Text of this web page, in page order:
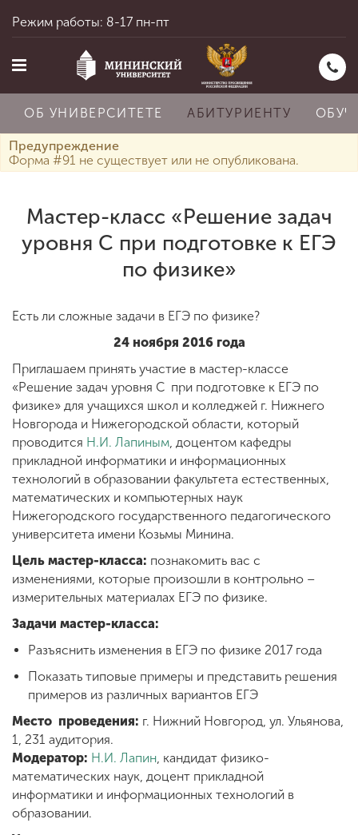
Об университете
Наука
Международная
деятельность
Другие виды
деятельности
Студенческая жизнь
Сведения об
образовательной
организации
ENG SPN CHI
Режим работы: 8-17 пн-пт
ОБ УНИВЕРСИТЕТЕ АБИТУРИЕНТУ
Предупреждение
Форма #91 не существует или не опубликована.
Мастер-класс «Решение задач
уровня С при подготовке к ЕГЭ
по физике»
Есть ли сложные задачи в ЕГЭ по физике?
24 ноября 2016 года
Приглашаем принять участие в мастер-классе
«Решение задач уровня С при подготовке к ЕГЭ по
физике» для учащихся школ и колледжей г. Нижнего
Новгорода и Нижегородской области, который
проводится Н.И. Лапиным, доцентом кафедры
прикладной информатики и информационных
технологий в образовании факультета естественных,
математических и компьютерных наук
Нижегородского государственного педагогического
университета имени Козьмы Минина.
Цель мастер-класса: познакомить вас с
изменениями, которые произошли в контрольно –
измерительных материалах ЕГЭ по физике.
Задачи мастер-класса:
Разъяснить изменения в ЕГЭ по физике 2017 года
Показать типовые примеры и представить решения
примеров из различных вариантов ЕГЭ
Место проведения: г. Нижний Новгород, ул. Ульянова,
1, 231 аудитория.
Модератор: Н.И. Лапин, кандидат физико-
математических наук, доцент прикладной
информатики и информационных технологий в
образовании.